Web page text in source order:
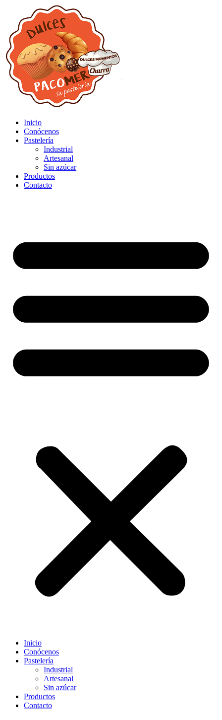
Inicio
Conócenos
Pastelería
Industrial
Artesanal
Sin azúcar
Productos
Contacto
Inicio
Conócenos
Pastelería
Industrial
Artesanal
Sin azúcar
Productos
Contacto